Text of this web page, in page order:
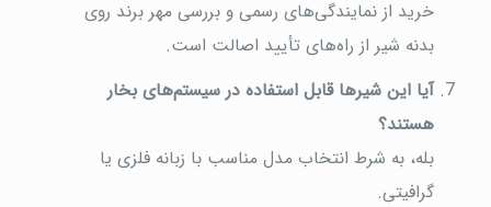
خرید از نمایندگی‌های رسمی و بررسی مهر برند روی
بدنه شیر از راه‌های تأیید اصالت است.
آیا این شیرها قابل استفاده در سیستم‌های بخار
هستند؟
بله، به شرط انتخاب مدل مناسب با زبانه فلزی یا
گرافیتی.